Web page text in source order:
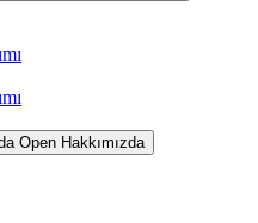
Open Hakkımızda